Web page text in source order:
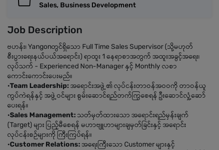
Sales, Business Development
Job Description
ဗဟန်း၊ Yangonတွင်ရှိသော Full Time Sales Supervisor (သို့မဟုတ်
စီးပွားရေးနယ်ပယ်အရောင်း) ရာထူး 1 နေရာစာအတွက် အထူးအခွင့်အရေး၊
လုပ်သက် - Experienced Non-Manager နှင့် Monthly လစာ
ကောင်းကောင်းပေးမည်။
•Team Leadership:အရောင်းအဖွဲ့၏ လုပ်ငန်းတာဝန်အဝဝကို တာဝန်ယူ
ကွပ်ကဲရန်နှင့် အဖွဲ့ဝင်များ စွမ်းဆောင်ရည်တက်ကြွစေရန် ဦးဆောင်လှုံ့ဆော်
ပေးရန်။
•Sales Management:သတ်မှတ်ထားသော အရောင်းရည်မှန်းချက်
(Target) များ ပြည့်မီစေရန် မဟာဗျူဟာများချမှတ်ခြင်းနှင့် အရောင်း
လုပ်ငန်းစဉ်များကို ကြီးကြပ်ရန်။
•Customer Relations:အရေးကြီးသော Customer များနှင့်